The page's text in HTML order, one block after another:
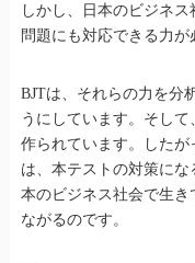
しかし、日本のビジネ
問題にも対応できる力が
BJTは、それらの力を分
うにしています。そし
作られています。したが
は、本テストの対策に
本のビジネス社会で生
ながるのです。